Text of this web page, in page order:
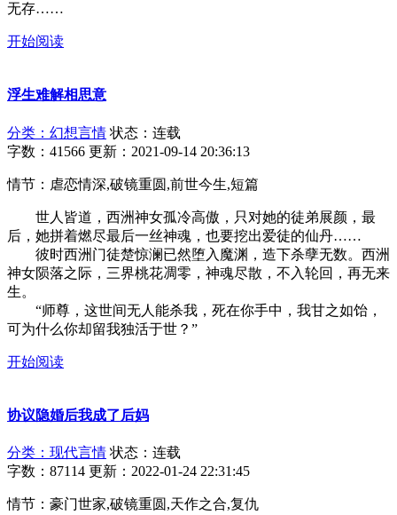
无存……
开始阅读
浮生难解相思意
分类：幻想言情 状态：连载
字数：41566 更新：2021-09-14 20:36:13
情节：虐恋情深,破镜重圆,前世今生,短篇
世人皆道，西洲神女孤冷高傲，只对她的徒弟展颜，最
后，她拼着燃尽最后一丝神魂，也要挖出爱徒的仙丹……
彼时西洲门徒楚惊澜已然堕入魔渊，造下杀孽无数。西洲
神女陨落之际，三界桃花凋零，神魂尽散，不入轮回，再无来
生。
“师尊，这世间无人能杀我，死在你手中，我甘之如饴，
可为什么你却留我独活于世？”
开始阅读
协议隐婚后我成了后妈
分类：现代言情 状态：连载
字数：87114 更新：2022-01-24 22:31:45
情节：豪门世家,破镜重圆,天作之合,复仇